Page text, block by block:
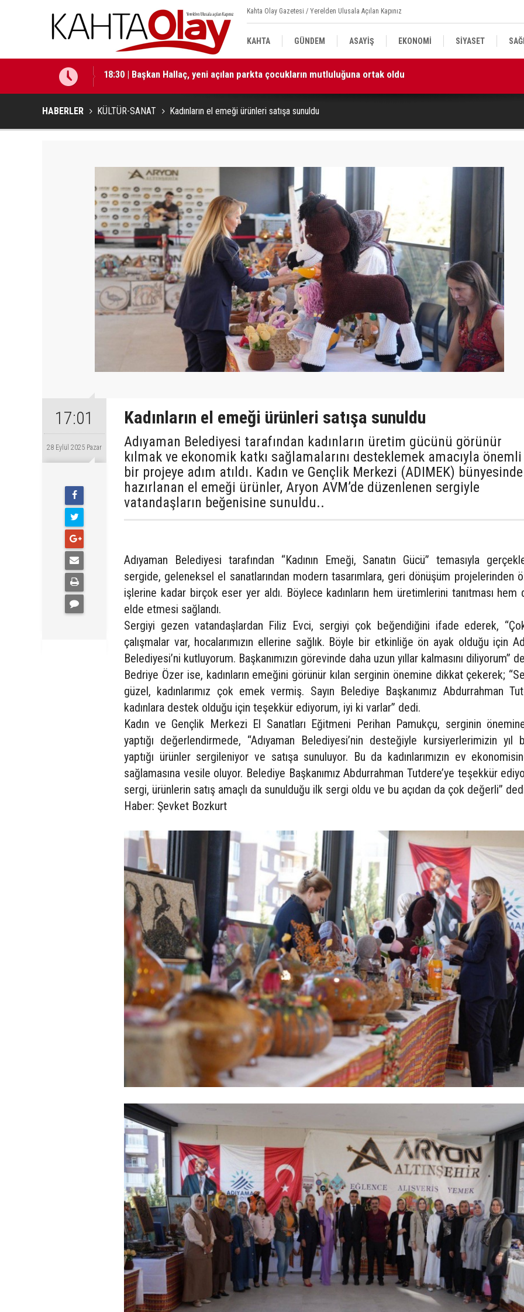
Kahta Olay Gazetesi / Yerelden Ulusala Açılan Kapınız
KAHTA GÜNDEM ASAYİŞ EKONOMİ SİYASET
18:29 | Başkan Hallaç, “Çocuklarımız bizim en kıymetli emanetlerimizdir”
HABERLER KÜLTÜR-SANAT Kadınların el emeği ürünleri satışa sunuldu
17:01
28 Eylül 2025 Pazar
Kadınların el emeği ürünleri satışa sunuldu
Adıyaman Belediyesi tarafından kadınların üretim gücünü görünür
kılmak ve ekonomik katkı sağlamalarını desteklemek amacıyla önemli
bir projeye adım atıldı. Kadın ve Gençlik Merkezi (ADIMEK) bünyesinde
hazırlanan el emeği ürünler, Aryon AVM’de düzenlenen sergiyle
vatandaşların beğenisine sunuldu..
Adıyaman Belediyesi tarafından “Kadının Emeği, Sanatın Gücü” temasıyla
sergide, geleneksel el sanatlarından modern tasarımlara, geri dönüşüm projelerinden
işlerine kadar birçok eser yer aldı. Böylece kadınların hem üretimlerini tanıtması hem
elde etmesi sağlandı.
Sergiyi gezen vatandaşlardan Filiz Evci, sergiyi çok beğendiğini ifade ederek,
çalışmalar var, hocalarımızın ellerine sağlık. Böyle bir etkinliğe ön ayak olduğu için
Belediyesi’ni kutluyorum. Başkanımızın görevinde daha uzun yıllar kalmasını diliyorum”
Bedriye Özer ise, kadınların emeğini görünür kılan serginin önemine dikkat çekerek;
güzel, kadınlarımız çok emek vermiş. Sayın Belediye Başkanımız Abdurrahman
kadınlara destek olduğu için teşekkür ediyorum, iyi ki varlar” dedi.
Kadın ve Gençlik Merkezi El Sanatları Eğitmeni Perihan Pamukçu, serginin
yaptığı değerlendirmede, “Adıyaman Belediyesi’nin desteğiyle kursiyerlerimizin yıl
yaptığı ürünler sergileniyor ve satışa sunuluyor. Bu da kadınlarımızın ev
sağlamasına vesile oluyor. Belediye Başkanımız Abdurrahman Tutdere’ye teşekkür
sergi, ürünlerin satış amaçlı da sunulduğu ilk sergi oldu ve bu açıdan da çok değerli”
Haber: Şevket Bozkurt